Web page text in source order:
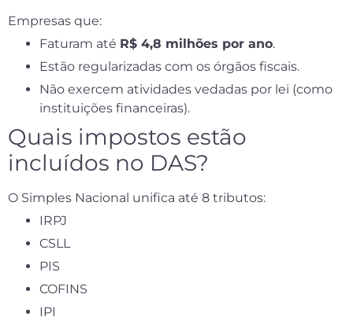
Empresas que:
Faturam até R$ 4,8 milhões por ano.
Estão regularizadas com os órgãos fiscais.
Não exercem atividades vedadas por lei (como
instituições financeiras).
Quais impostos estão
incluídos no DAS?
O Simples Nacional unifica até 8 tributos:
IRPJ
CSLL
PIS
COFINS
IPI